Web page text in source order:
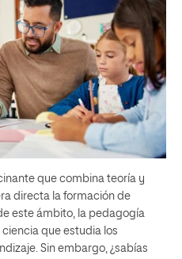
que combina teoría y
directa la formación de
este ámbito, la pedagogía
que estudia los
Sin embargo, ¿sabías